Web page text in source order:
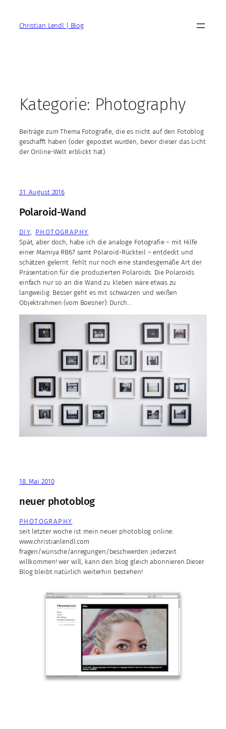
springenChristian Lendl | Blog
Kategorie: Photography
Beiträge zum Thema Fotografie, die es nicht auf den Fotoblog
geschafft haben (oder gepostet wurden, bevor dieser das Licht
der Online-Welt erblickt hat).
31. August 2016
Polaroid-Wand
DIY, PHOTOGRAPHY
Spät, aber doch, habe ich die analoge Fotografie – mit Hilfe
einer Mamiya RB67 samt Polaroid-Rückteil – entdeckt und
schätzen gelernt. Fehlt nur noch eine standesgemäße Art der
Präsentation für die produzierten Polaroids. Die Polaroids
einfach nur so an die Wand zu kleben wäre etwas zu
langweilig. Besser geht es mit schwarzen und weißen
Objektrahmen (vom Boesner): Durch…
18. Mai 2010
neuer photoblog
PHOTOGRAPHY
seit letzter woche ist mein neuer photoblog online:
www.christianlendl.com
fragen/wünsche/anregungen/beschwerden jederzeit
willkommen! wer will, kann den blog gleich abonnieren.Dieser
Blog bleibt natürlich weiterhin bestehen!